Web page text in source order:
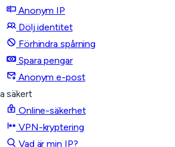
Anonym IP
Dölj identitet
Förhindra spårning
Spara pengar
Anonym e-post
säkert
Online-säkerhet
VPN-kryptering
Vad är min IP?